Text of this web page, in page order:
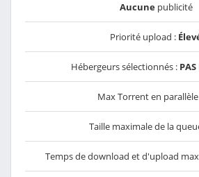
Aucunepublicité
Priorité upload :
Hébergeurs sélectionnés :
Max Torrent en
Taille maximale de la
Temps de download et d'upload